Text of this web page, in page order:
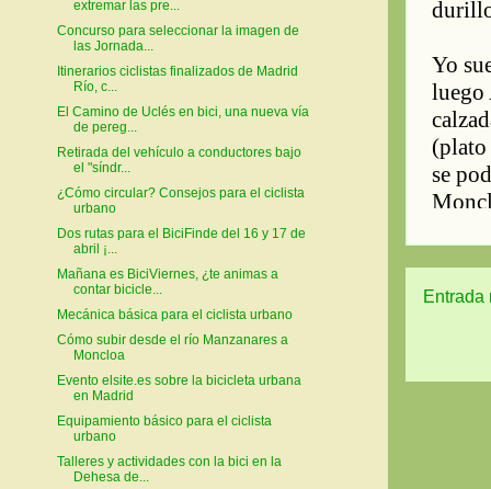
Entrada
extremar las pre...
Concurso para seleccionar la imagen de
las Jornada...
Itinerarios ciclistas finalizados de Madrid
Río, c...
El Camino de Uclés en bici, una nueva vía
de pereg...
Retirada del vehículo a conductores bajo
el "síndr...
¿Cómo circular? Consejos para el ciclista
urbano
Dos rutas para el BiciFinde del 16 y 17 de
abril ¡...
Mañana es BiciViernes, ¿te animas a
contar bicicle...
Mecánica básica para el ciclista urbano
Cómo subir desde el río Manzanares a
Moncloa
Evento elsite.es sobre la bicicleta urbana
en Madrid
Equipamiento básico para el ciclista
urbano
Talleres y actividades con la bici en la
Dehesa de...